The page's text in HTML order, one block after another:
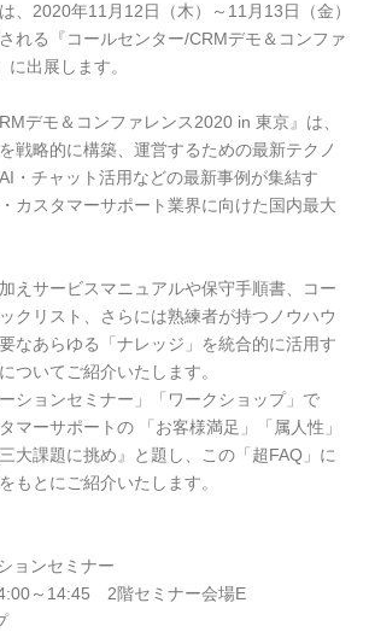
、2020年11月12日（木）～11月13日（金）
れる『コールセンター/CRMデモ＆コンファ
出展します。
デモ＆コンファレンス2020 in 東京』は、
戦略的に構築、運営するための最新テクノ
・チャット活用などの最新事例が集結す
カスタマーサポート業界に向けた国内最大
えサービスマニュアルや保守手順書、コー
クリスト、さらには熟練者が持つノウハウ
なあらゆる「ナレッジ」を統合的に活用す
ついてご紹介いたします。
ションセミナー」「ワークショップ」で
マーサポートの 「お客様満足」「属人性」
大課題に挑め』と題し、この「超FAQ」に
もとにご紹介いたします。
ョンセミナー
～14:45 2階セミナー会場E